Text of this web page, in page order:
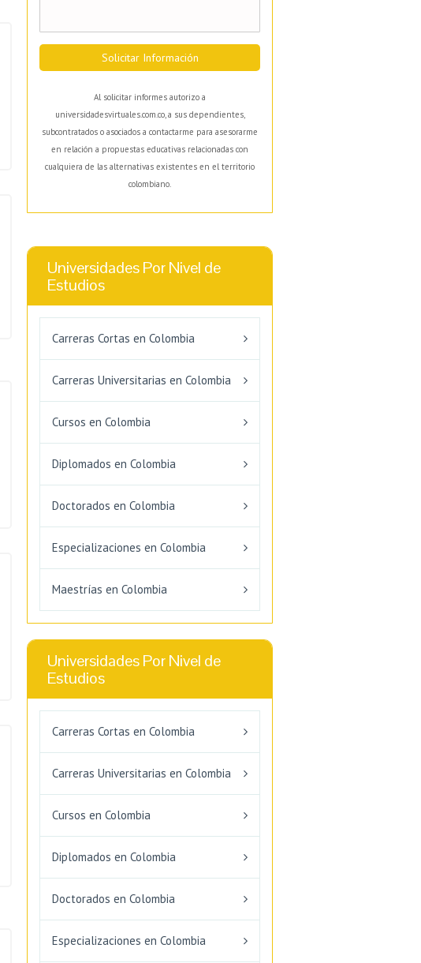
Solicitar Información
Al solicitar informes autorizo a
universidadesvirtuales.com.co, a sus dependientes,
subcontratados o asociados a contactarme para asesorarme
en relación a propuestas educativas relacionadas con
cualquiera de las alternativas existentes en el territorio
colombiano.
Universidades Por Nivel de
Estudios
Carreras Cortas en Colombia
Carreras Universitarias en Colombia
Cursos en Colombia
Diplomados en Colombia
Doctorados en Colombia
Especializaciones en Colombia
Maestrías en Colombia
Universidades Por Nivel de
Estudios
Carreras Cortas en Colombia
Carreras Universitarias en Colombia
Cursos en Colombia
Diplomados en Colombia
Doctorados en Colombia
Especializaciones en Colombia